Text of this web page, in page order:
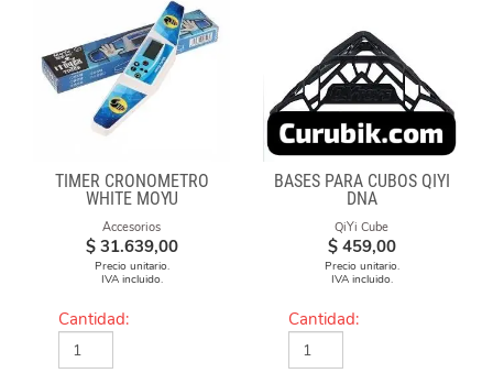
TIMER CRONÓMETRO
WHITE MOYU
Accesorios
$ 31.639,00
Precio unitario.
IVA incluido.
Cantidad:
BASES PARA CUBOS QIYI
DNA
QiYi Cube
$ 459,00
Precio unitario.
IVA incluido.
Cantidad: